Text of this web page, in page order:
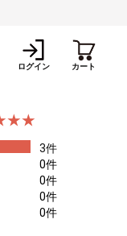
ステーキ
ログイン カート
3件
0件
0件
0件
0件